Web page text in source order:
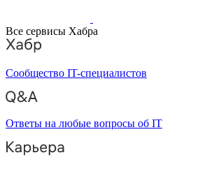
Все сервисы Хабра
Сообщество IT-специалистов
Ответы на любые вопросы об IT